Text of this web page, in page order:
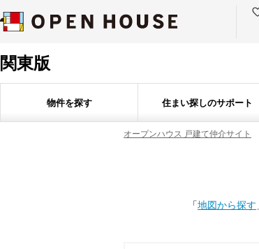
関東版
物件を探す 住まい探しのサポート
オープンハウス 戸建て仲介サイト
「地図から探す